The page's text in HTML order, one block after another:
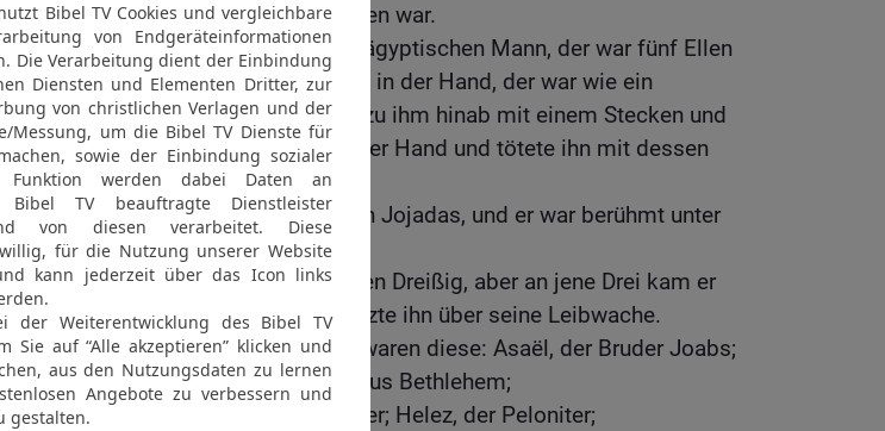
Brunnen, als Schnee gefallen war.
23
Er erschlug auch einen ägyptischen Mann, der war fünf Ellen
groß und hatte einen Spieß in der Hand, der war wie ein
Weberbaum. Aber er ging zu ihm hinab mit einem Stecken und
nahm ihm den Spieß aus der Hand und tötete ihn mit dessen
eigenem Spieß.
24 Das tat Benaja, der Sohn Jojadas, und er war berühmt unter
den dreißig Helden
25 und hochgeehrt unter den Dreißig, aber an jene Drei kam er
nicht heran. David aber setzte ihn über seine Leibwache.
26 Die streitbaren Helden waren diese: Asaël, der Bruder Joabs;
Elhanan, der Sohn Dodos aus Bethlehem;
Schammot, der Haroditer; Helez, der Peloniter;